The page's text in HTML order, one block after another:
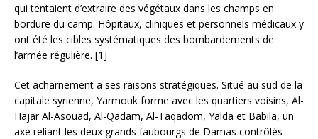
qui tentaient d’extraire des végétaux dans les champs en
bordure du camp. Hôpitaux, cliniques et personnels médicaux y
ont été les cibles systématiques des bombardements de
l’armée régulière. [1]
Cet acharnement a ses raisons stratégiques. Situé au sud de la
capitale syrienne, Yarmouk forme avec les quartiers voisins, Al-
Hajar Al-Asouad, Al-Qadam, Al-Taqadom, Yalda et Babila, un
axe reliant les deux grands faubourgs de Damas contrôlés